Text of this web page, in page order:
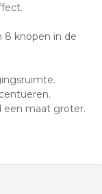
8 knopen in de
een maat groter.